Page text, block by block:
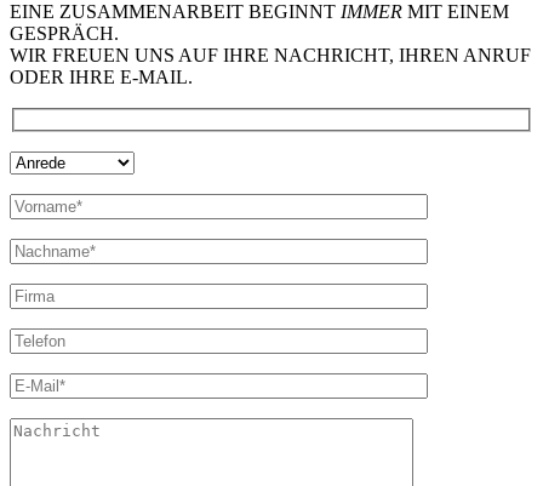
EINE ZUSAMMENARBEIT BEGINNT IMMER MIT EINEM
GESPRÄCH.
WIR FREUEN UNS AUF IHRE NACHRICHT, IHREN ANRUF
ODER IHRE E-MAIL.